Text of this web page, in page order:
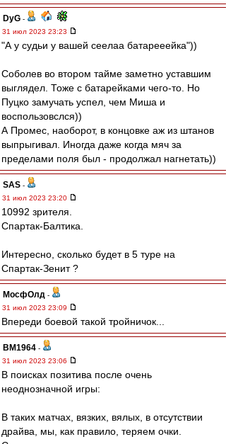
DyG -
31 июл 2023 23:23
"А у судьи у вашей сеелаа батарееейка"))
Соболев во втором тайме заметно уставшим
выглядел. Тоже с батарейками чего-то. Но
Пуцко замучать успел, чем Миша и
воспользовслся))
А Промес, наоборот, в концовке аж из штанов
выпрыгивал. Иногда даже когда мяч за
пределами поля был - продолжал нагнетать))
SAS -
31 июл 2023 23:20
10992 зрителя.
Спартак-Балтика.
Интересно, сколько будет в 5 туре на
Спартак-Зенит ?
МосфОлд -
31 июл 2023 23:09
Впереди боевой такой тройничок...
BM1964 -
31 июл 2023 23:06
В поисках позитива после очень
неоднозначной игры:
В таких матчах, вязких, вялых, в отсутствии
драйва, мы, как правило, теряем очки.